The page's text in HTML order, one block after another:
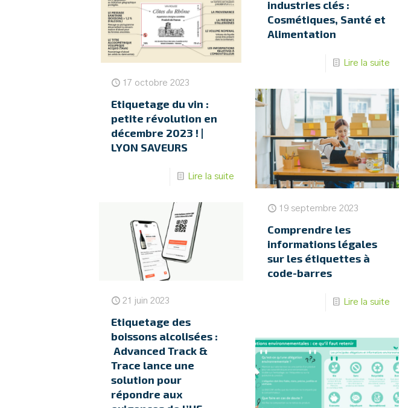
industries clés :
Cosmétiques, Santé et
Alimentation
Lire la suite
17 octobre 2023
Etiquetage du vin :
petite révolution en
décembre 2023 ! |
LYON SAVEURS
Lire la suite
19 septembre 2023
Comprendre les
informations légales
sur les étiquettes à
code-barres
Lire la suite
21 juin 2023
Etiquetage des
boissons alcolisées :
Advanced Track &
Trace lance une
solution pour
répondre aux